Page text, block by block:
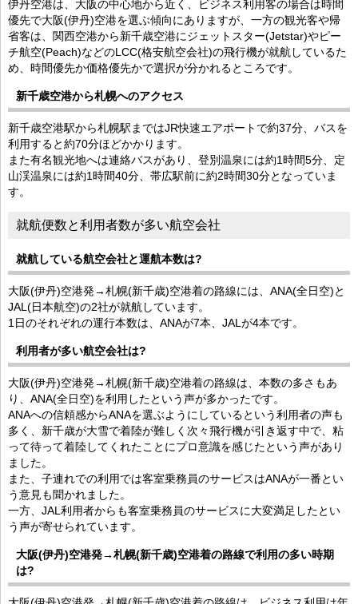
伊丹空港は、大阪の中心地から近く、ビジネス利用客の場合は時間
優先で大阪(伊丹)空港を選ぶ傾向にありますが、一方の観光客や帰
省客は、関西空港から新千歳空港にジェットスター(Jetstar)やピー
チ航空(Peach)などのLCC(格安航空会社)の飛行機が就航しているた
め、時間優先か価格優先かで選択が分かれるところです。
新千歳空港から札幌へのアクセス
新千歳空港駅から札幌駅まではJR快速エアポートで約37分、バスを
利用すると約70分ほどかかります。
また有名観光地へは連絡バスがあり、登別温泉には約1時間5分、定
山渓温泉には約1時間40分、帯広駅前に約2時間30分となっていま
す。
就航便数と利用者数が多い航空会社
就航している航空会社と運航本数は?
大阪(伊丹)空港発→札幌(新千歳)空港着の路線には、ANA(全日空)と
JAL(日本航空)の2社が就航しています。
1日のそれぞれの運行本数は、ANAが7本、JALが4本です。
利用者が多い航空会社は?
大阪(伊丹)空港発→札幌(新千歳)空港着の路線は、本数の多さもあ
り、ANA(全日空)を利用したという声が多かったです。
ANAへの信頼感からANAを選ぶようにしているという利用者の声も
多く、新千歳が大雪で着陸が難しく次々飛行機が引き返す中で、粘
って待って着陸してくれたことにプロ意識を感じたという声があり
ました。
また、子連れでの利用では客室乗務員のサービスはANAが一番とい
う意見も聞かれました。
一方、JAL利用者からも客室乗務員のサービスに大変満足したとい
う声が寄せられています。
大阪(伊丹)空港発→札幌(新千歳)空港着の路線で利用の多い時期
は?